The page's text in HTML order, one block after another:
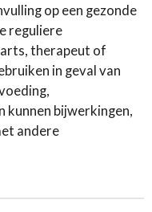
op een gezonde
reguliere
arts, therapeut of
in geval van
kunnen bijwerkingen,
andere